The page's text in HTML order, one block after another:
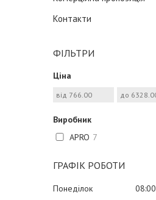
Контакти
ФІЛЬТРИ
Ціна
Виробник
APRO 7
ГРАФІК РОБОТИ
Понеділок 08:00